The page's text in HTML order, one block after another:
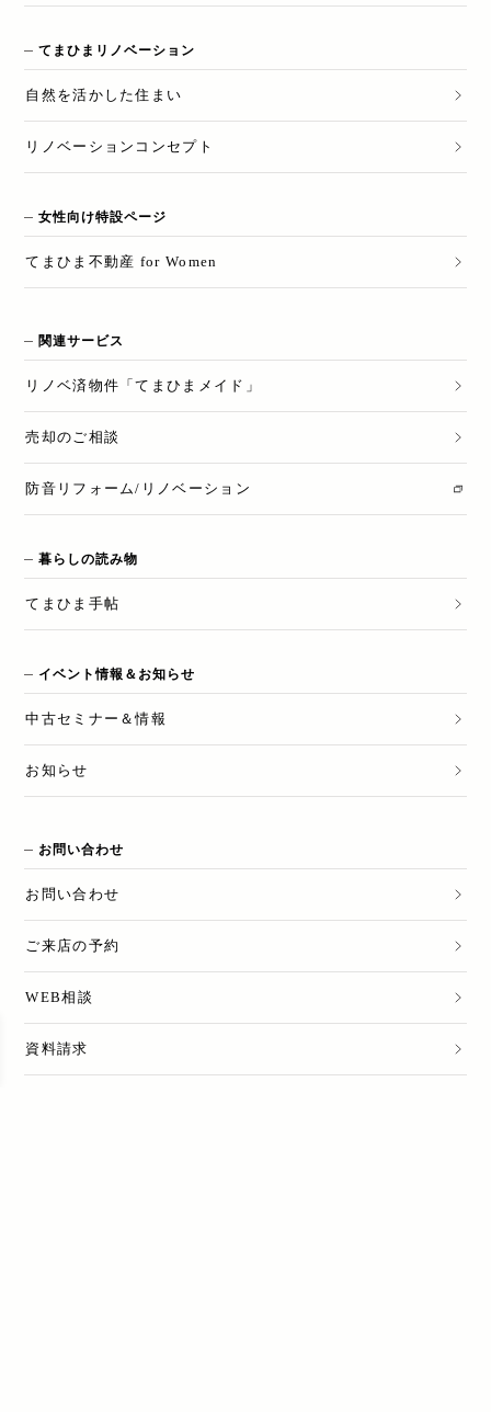
てまひまリノベーション
自然を活かした住まい
リノベーションコンセプト
女性向け特設ページ
てまひま不動産 for Women
関連サービス
リノベ済物件「てまひまメイド」
売却のご相談
防音リフォーム/リノベーション
暮らしの読み物
てまひま手帖
イベント情報＆お知らせ
中古セミナー＆情報
お知らせ
お問い合わせ
お問い合わせ
ご来店の予約
WEB相談
資料請求